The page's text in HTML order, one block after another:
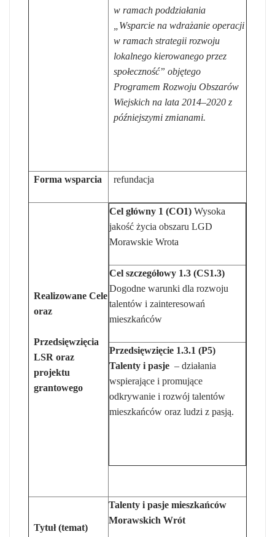
w ramach poddziałania
„Wsparcie na wdrażanie operacji
w ramach strategii rozwoju
lokalnego kierowanego przez
społeczność” objętego
Programem Rozwoju Obszarów
Wiejskich na lata 2014–2020 z
późniejszymi zmianami.
Forma wsparcia refundacja
Realizowane Cele
oraz
Przedsięwzięcia
LSR oraz
projektu
grantowego
Cel główny 1 (CO1) Wysoka
jakość życia obszaru LGD
Morawskie Wrota
Cel szczegółowy 1.3 (CS1.3)
Dogodne warunki dla rozwoju
talentów i zainteresowań
mieszkańców
Przedsięwzięcie 1.3.1 (P5)
Talenty i pasje – działania
wspierające i promujące
odkrywanie i rozwój talentów
mieszkańców oraz ludzi z pasją.
Tytuł (temat)
Talenty i pasje mieszkańców
Morawskich Wrót